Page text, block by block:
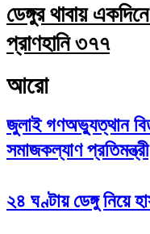
ডেঙ্গুর থাবায়
প্রাণহানি ৩৭৭
আরো
জুলাই গণঅভ্যুত্থান
সমাজকল্যাণ প্রতিমন্ত্রী
২৪ ঘণ্টায় ডেঙ্গু নিয়ে